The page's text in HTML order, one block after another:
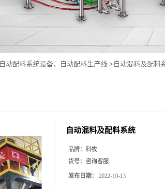
自动配料系统设备、自动配料生产线 > 自动混料及配料
自动混料及配料系统
品牌： 科牧
货号： 咨询客服
发布日期： 2022-10-13